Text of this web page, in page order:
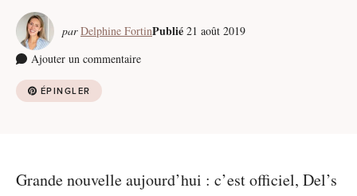
par Delphine FortinPublié 21 août 2019
Ajouter un commentaire
ÉPINGLER
Grande nouvelle aujourd’hui : c’est officiel, Del’s